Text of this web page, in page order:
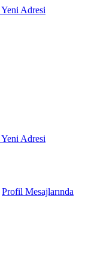
Profil Mesajlarında